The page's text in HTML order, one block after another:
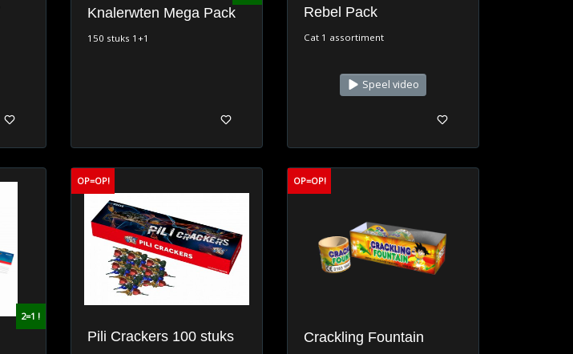
Knalerwten Mega Pack
150 stuks 1+1
Rebel Pack
Cat 1 assortiment
Speel video
2=1 !
OP=OP!
Pili Crackers 100 stuks
OP=OP!
Crackling Fountain